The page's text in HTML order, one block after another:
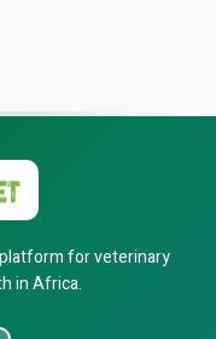
for veterinary
in Africa.